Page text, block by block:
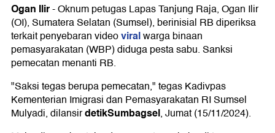
Ogan Ilir-Oknum petugas Lapas Tanjung Raja, Ogan Ilir
(OI), Sumatera Selatan (Sumsel), berinisial RB diperiksa
terkait penyebaran videoviralwarga binaan
pemasyarakatan (WBP) diduga pesta sabu. Sanksi
pemecatan menanti RB.
"Saksi tegas berupa pemecatan," tegas Kadivpas
Kementerian Imigrasi dan Pemasyarakatan RI Sumsel
Mulyadi, dilansirdetikSumbagsel, Jumat (15/11/2024).